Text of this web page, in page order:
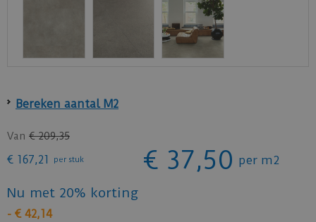
Bereken aantal M2
Van € 209,35
€ 167,21 per stuk € 37,50 per m2
Nu met 20% korting
- € 42,14